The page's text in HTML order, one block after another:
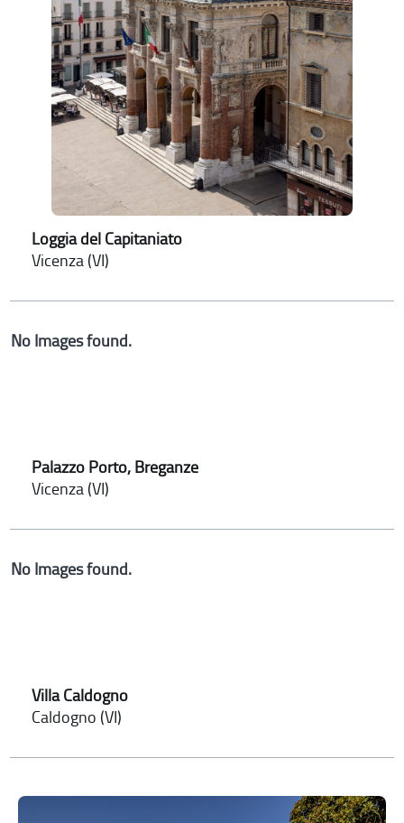
Loggia del Capitaniato
Vicenza (VI)
No Images found.
Palazzo Porto, Breganze
Vicenza (VI)
No Images found.
Villa Caldogno
Caldogno (VI)